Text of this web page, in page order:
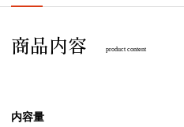
商品内容 product content
内容量